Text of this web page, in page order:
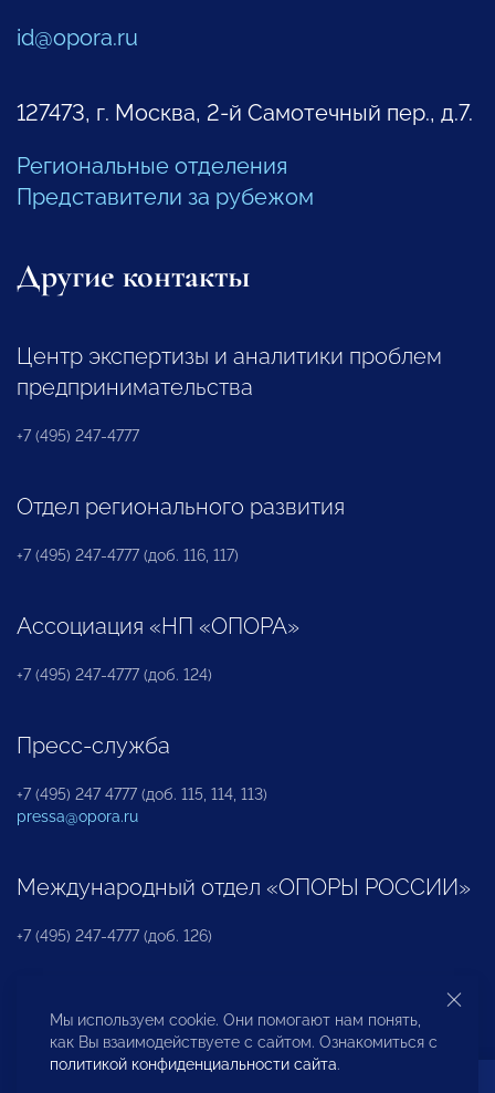
id@opora.ru
127473, г. Москва, 2-й Самотечный пер., д.7.
Региональные отделения
Представители за рубежом
Другие контакты
Центр экспертизы и аналитики проблем
предпринимательства
+7 (495) 247-4777
Отдел регионального развития
+7 (495) 247-4777 (доб. 116, 117)
Ассоциация «НП «ОПОРА»
+7 (495) 247-4777 (доб. 124)
Пресс-служба
+7 (495) 247 4777 (доб. 115, 114, 113)
pressa@opora.ru
Международный отдел «ОПОРЫ РОССИИ»
+7 (495) 247-4777 (доб. 126)
Бюро по защите прав предпринимателей и
инвесторов
Мы используем cookie. Они помогают нам понять,
как Вы взаимодействуете с сайтом. Ознакомиться с
политикой конфиденциальности сайта.